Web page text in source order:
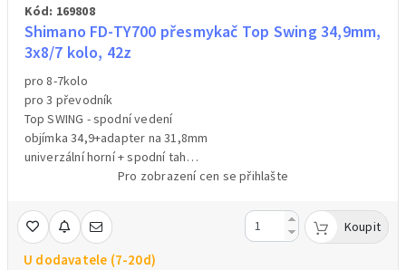
Kód: 169808
Shimano FD-TY700 přesmykač Top Swing 34,9mm,
3x8/7 kolo, 42z
pro 8-7kolo
pro 3 převodník
Top SWING - spodní vedení
objímka 34,9+adapter na 31,8mm
univerzální horní + spodní tah
Pro zobrazení cen se přihlašte
U dodavatele (7-20d)
Koupit